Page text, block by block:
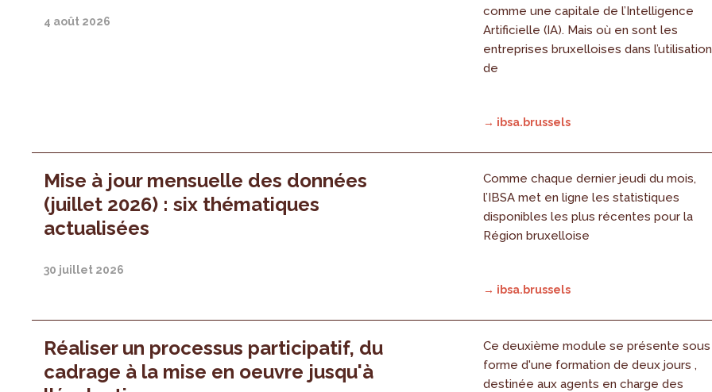
4 août 2026
comme une capitale de l’Intelligence
Artificielle (IA). Mais où en sont les
entreprises bruxelloises dans l’utilisation
de
→ ibsa.brussels
Mise à jour mensuelle des données
(juillet 2026) : six thématiques
actualisées
30 juillet 2026
Comme chaque dernier jeudi du mois,
l’IBSA met en ligne les statistiques
disponibles les plus récentes pour la
Région bruxelloise
→ ibsa.brussels
Réaliser un processus participatif, du
cadrage à la mise en oeuvre jusqu'à
Ce deuxième module se présente sous
forme d'une formation de deux jours ,
destinée aux agents en charge des